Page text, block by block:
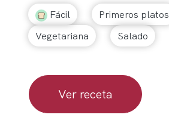
Fácil
Primeros platos
Vegetariana
Salado
Ver receta